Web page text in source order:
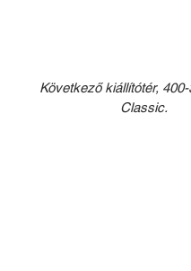
Következő kiállítótér,
Classic.